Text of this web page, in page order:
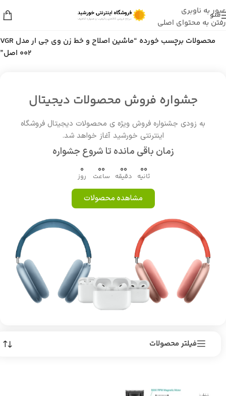
عبور به ناوبری
رفتن به محتوای اصلی
منو
خانه/
محصولات برچسب خورده “ماشین اصلاح و خط زن وی جی ار مدل VGR
002 اصل”
جشواره فروش محصولات دیجیتال
به زودی جشنواره فروش ویژه ی محصولات دیجیتال فروشگاه
اینترنتی خورشید آغاز خواهد شد.
زمان باقی مانده تا شروع جشواره
0
روز
00
ساعت
00
دقیقه
00
ثانیه
مشاهده محصولات
فیلتر محصولات